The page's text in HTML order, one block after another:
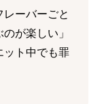
レーバーごと
が楽しい」
ット中でも罪